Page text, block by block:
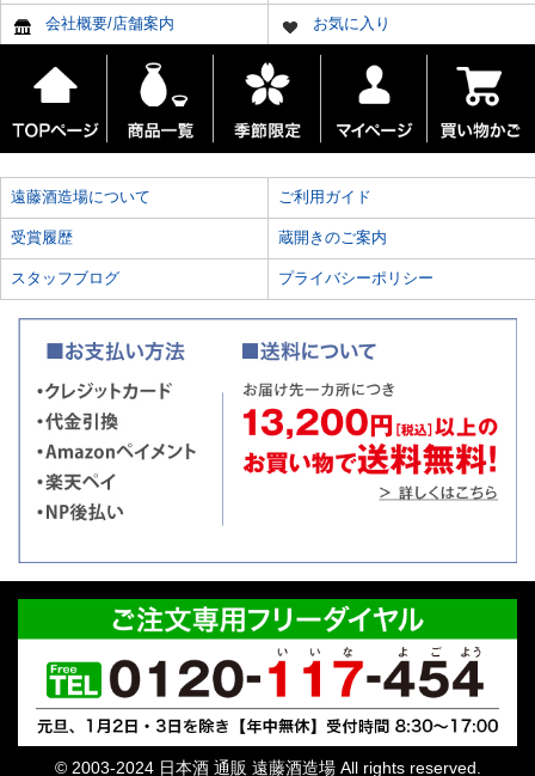
会社概要/店舗案内 お気に入り
遠藤酒造場について ご利用ガイド
受賞履歴 蔵開きのご案内
スタッフブログ プライバシーポリシー
© 2003-2024 日本酒 通販 遠藤酒造場 All rights reserved.